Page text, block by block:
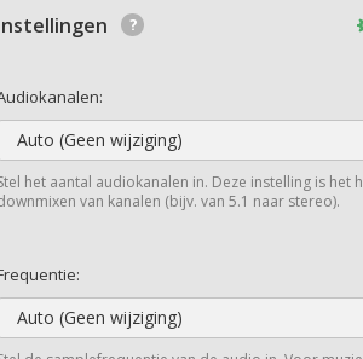
Auto (Geen wijziging)
het aantal audiokanalen in. Deze instelling is het
van kanalen (bijv. van 5.1 naar stereo).
Auto (Geen wijziging)